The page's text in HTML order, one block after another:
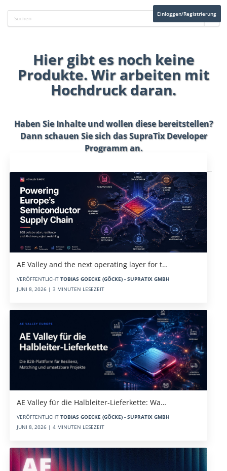
Einloggen/Registrierung
Hier gibt es noch keine
Produkte. Wir arbeiten mit
Hochdruck daran.
Haben Sie Inhalte und wollen diese bereitstellen?
Dann schauen Sie sich dasSupraTix Developer
Programman.
AE Valley and the next operating layer for t…
VERÖFFENTLICHT TOBIAS GOECKE (GÖCKE) - SUPRATIX GMBH
JUNI 8, 2026 | 3 MINUTEN LESEZEIT
AE Valley für die Halbleiter-Lieferkette: Wa…
VERÖFFENTLICHT TOBIAS GOECKE (GÖCKE) - SUPRATIX GMBH
JUNI 8, 2026 | 4 MINUTEN LESEZEIT